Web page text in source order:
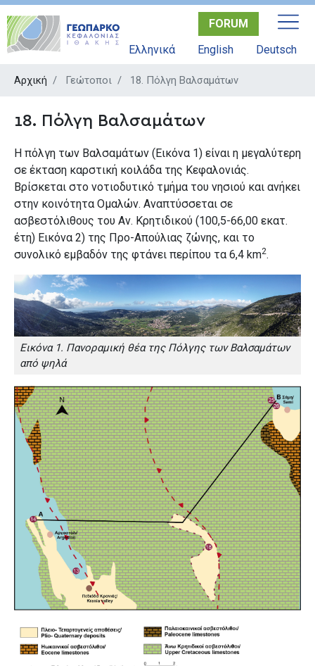
Παράκαμψη
περιεχόμενο
FORUM
Ελληνικά
English Deutsch
Αρχική Γεώτοποι 18. Πόλγη Βαλσαμάτων
18. Πόλγη Βαλσαμάτων
Η πόλγη των Βαλσαμάτων (Εικόνα 1) είναι η μεγαλύτερη
σε έκταση καρστική κοιλάδα της Κεφαλονιάς.
Βρίσκεται στο νοτιοδυτικό τμήμα του νησιού και ανήκει
στην κοινότητα Ομαλών. Αναπτύσσεται σε
ασβεστόλιθους του Αν. Κρητιδικού (100,5-66,00 εκατ.
έτη) Εικόνα 2) της Προ-Απούλιας ζώνης, και το
συνολικό εμβαδόν της φτάνει περίπου τα 6,4 km2.
Εικόνα 1. Πανοραμική θέα της Πόλγης των Βαλσαμάτων
από ψηλά